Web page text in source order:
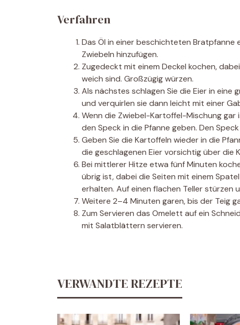
Verfahren
Das Öl in einer beschichteten
Zwiebeln hinzufügen.
Zugedeckt mit einem Deckel kochen,
weich sind. Großzügig würzen.
Als nächstes schlagen Sie die Eier in eine
und verquirlen sie dann leicht mit einer
Wenn die Zwiebel-Kartoffel-Mischung gar
den Speck in die Pfanne geben. Den
Geben Sie die Kartoffeln wieder in die
die geschlagenen Eier vorsichtig über die
Bei mittlerer Hitze etwa fünf Minuten
übrig ist, dabei die Seiten mit einem
erhalten. Auf einen flachen Teller stürzen
Weitere 2–4 Minuten garen, bis der Teig
Zum Servieren das Omelett auf ein
mit Salatblättern servieren.
VERWANDTE REZEPTE